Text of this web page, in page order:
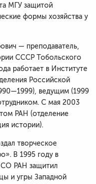
МГУ защитой
формы хозяйства у
— преподаватель,
СССР Тобольского
работает в Институте
Российской
ведущим (1999
С мая 2003
РАН (отделение
истории).
творческое
В 1995 году в
СО РАН защитил
и угры Западной